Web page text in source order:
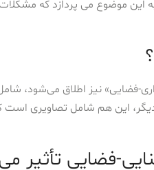
این موضوع می پردازد که
فضایی» نیز اطلاق می‌شود،
این هم شامل تصاویری
فضایی تأثیر